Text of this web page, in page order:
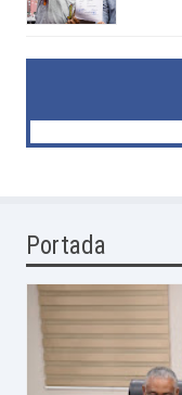
Portada